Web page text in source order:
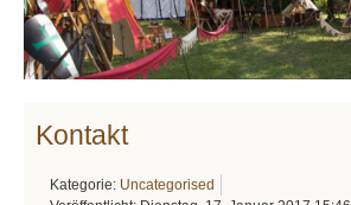
Kontakt
Kategorie: Uncategorised